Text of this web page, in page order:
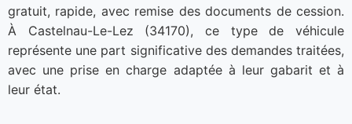
gratuit, rapide, avec remise des documents de cession.
À Castelnau-Le-Lez (34170), ce type de véhicule
représente une part significative des demandes traitées,
avec une prise en charge adaptée à leur gabarit et à
leur état.